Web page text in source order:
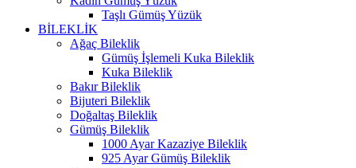
Taşlı Gümüş Yüzük
BİLEKLİK
Ağaç Bileklik
Gümüş İşlemeli Kuka Bileklik
Kuka Bileklik
Bakır Bileklik
Bijuteri Bileklik
Doğaltaş Bileklik
Gümüş Bileklik
1000 Ayar Kazaziye Bileklik
925 Ayar Gümüş Bileklik